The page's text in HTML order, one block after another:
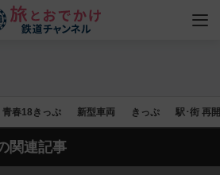
青春18きっぷ 新型車両 きっぷ 駅･街 再
関連記事